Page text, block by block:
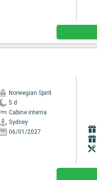
Norwegian Spirit
5 d
Cabine interna
Sydney
06/01/2027